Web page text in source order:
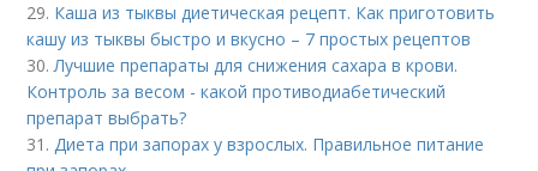
29. Каша из тыквы диетическая рецепт. Как приготовить
кашу из тыквы быстро и вкусно – 7 простых рецептов
30.Лучшие препараты для снижения сахара в крови.
Контроль за весом - какой противодиабетический
препарат выбрать?
31.Диета при запорах у взрослых. Правильное питание